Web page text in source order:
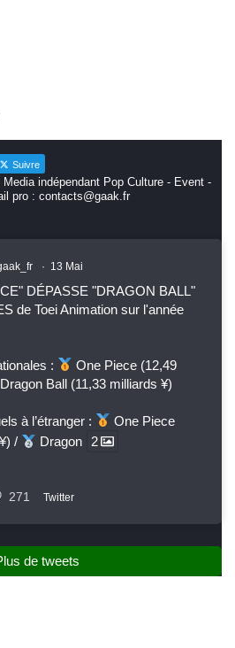
Suivre
indépendant Pop Culture - Event -
pro : contacts@gaak.fr
· 13 Mai
DÉPASSE "DRAGON BALL"
de Toei Animation sur l'année
:
One Piece (12,49
Dragon Ball (11,33 milliards ¥)
à l’étranger :
One Piece
/
Dragon 2
271 Twitter
de tweets